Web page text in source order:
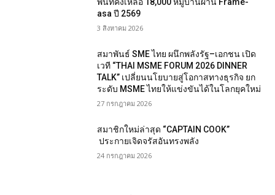
พื้นที่คงเหลือ 18,000 หมู่บ้านผ่าน Frame-
asa ปี 2569
3 สิงหาคม 2026
สมาพันธ์ SME ไทย ผนึกพลังรัฐ–เอกชน เปิด
เวที “THAI MSME FORUM 2026 DINNER
TALK” เปลี่ยนนโยบายสู่โอกาสทางธุรกิจ ยก
ระดับ MSME ไทยให้แข่งขันได้ในโลกยุคใหม่
27 กรกฎาคม 2026
สมาชิกใหม่ล่าสุด “CAPTAIN COOK”
ประกายเจิดจรัสอันทรงพลัง
24 กรกฎาคม 2026